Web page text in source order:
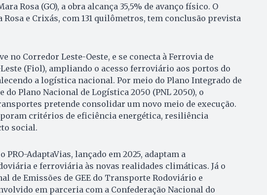
Rosa (GO), a obra alcança 35,5% de avanço físico. O
e Crixás, com 131 quilômetros, tem conclusão prevista
no Corredor Leste-Oeste, e se conecta à Ferrovia de
(Fiol), ampliando o acesso ferroviário aos portos do
a logística nacional. Por meio do Plano Integrado de
do Plano Nacional de Logística 2050 (PNL 2050), o
pretende consolidar um novo meio de execução.
critérios de eficiência energética, resiliência
social.
PRO-AdaptaVias, lançado em 2025, adaptam a
e ferroviária às novas realidades climáticas. Já o
de Emissões de GEE do Transporte Rodoviário e
em parceria com a Confederação Nacional do